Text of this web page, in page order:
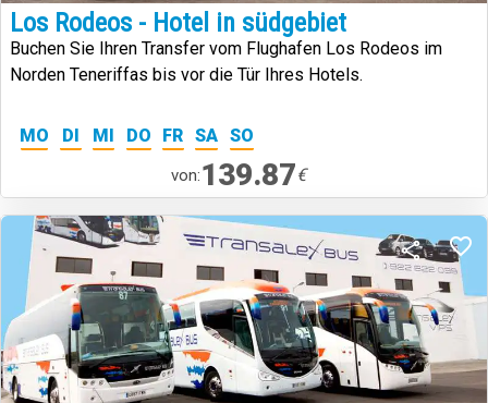
Los Rodeos - Hotel in südgebiet
Buchen Sie Ihren Transfer vom Flughafen Los Rodeos im
Norden Teneriffas bis vor die Tür Ihres Hotels.
MO DI MI DO FR SA SO
von:139.87€